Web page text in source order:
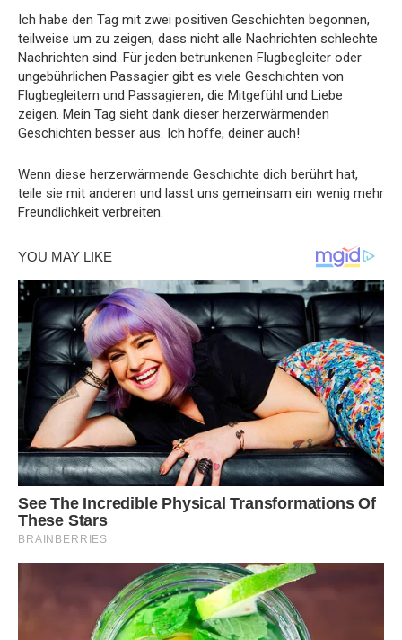
Ich habe den Tag mit zwei positiven Geschichten begonnen,
teilweise um zu zeigen, dass nicht alle Nachrichten schlechte
Nachrichten sind. Für jeden betrunkenen Flugbegleiter oder
ungebührlichen Passagier gibt es viele Geschichten von
Flugbegleitern und Passagieren, die Mitgefühl und Liebe
zeigen. Mein Tag sieht dank dieser herzerwärmenden
Geschichten besser aus. Ich hoffe, deiner auch!
Wenn diese herzerwärmende Geschichte dich berührt hat,
teile sie mit anderen und lasst uns gemeinsam ein wenig mehr
Freundlichkeit verbreiten.